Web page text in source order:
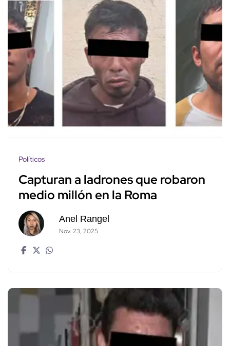
Políticos
Capturan a ladrones que robaron
medio millón en la Roma
Anel Rangel
Nov. 23, 2025